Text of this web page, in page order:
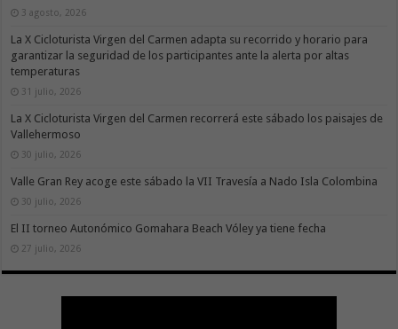
3 agosto, 2026
La X Cicloturista Virgen del Carmen adapta su recorrido y horario para
garantizar la seguridad de los participantes ante la alerta por altas
temperaturas
31 julio, 2026
La X Cicloturista Virgen del Carmen recorrerá este sábado los paisajes de
Vallehermoso
30 julio, 2026
Valle Gran Rey acoge este sábado la VII Travesía a Nado Isla Colombina
30 julio, 2026
El II torneo Autonómico Gomahara Beach Vóley ya tiene fecha
27 julio, 2026